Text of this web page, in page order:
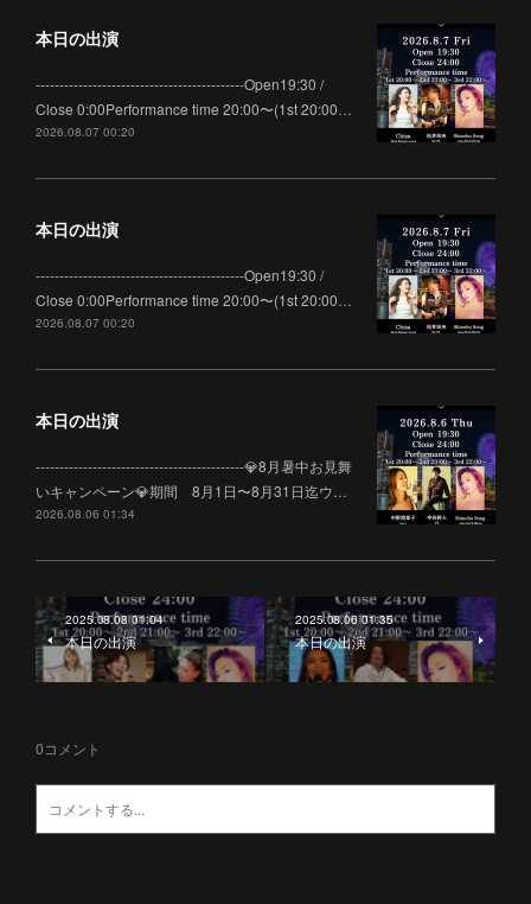
本日の出演
--------------------------------------------Open19:30 /
Close 0:00Performance time 20:00〜(1st 20:00…
2026.08.07 00:20
本日の出演
--------------------------------------------Open19:30 /
Close 0:00Performance time 20:00〜(1st 20:00…
2026.08.07 00:20
本日の出演
--------------------------------------------💎8月暑中お見舞
いキャンペーン💎期間 8月1日〜8月31日迄ウ…
2026.08.06 01:34
2025.08.08 01:04
本日の出演
2025.08.06 01:35
本日の出演
0コメント